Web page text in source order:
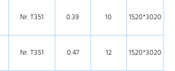
Nr. T351 0.39 10 1520*3020
Nr. T351 0.47 12 1520*3020